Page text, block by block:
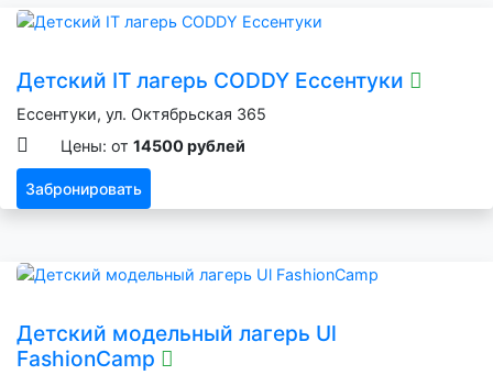
Детский IT лагерь CODDY Ессентуки
Ессентуки, ул. Октябрьская 365
Цены: от 14500 рублей
Забронировать
Детский модельный лагерь Ul
FashionCamp